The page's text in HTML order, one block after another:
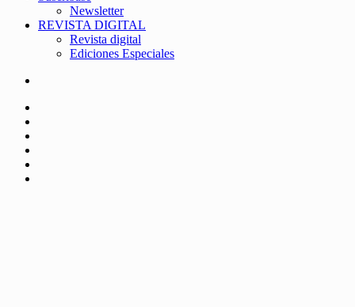
Newsletter
REVISTA DIGITAL
Revista digital
Ediciones Especiales